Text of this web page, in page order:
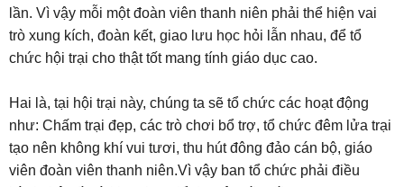
lần. Vì vậy mỗi một đoàn viên thanh niên phải thể hiện vai
trò xung kích, đoàn kết, giao lưu học hỏi lẫn nhau, để tổ
chức hội trại cho thật tốt mang tính giáo dục cao.
Hai là, tại hội trại này, chúng ta sẽ tổ chức các hoạt động
như: Chấm trại đẹp, các trò chơi bổ trợ, tổ chức đêm lửa trại
tạo nên không khí vui tươi, thu hút đông đảo cán bộ, giáo
viên đoàn viên thanh niên.Vì vậy ban tổ chức phải điều